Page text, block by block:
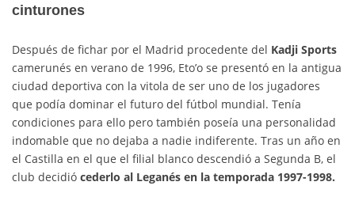
cinturones
Después de fichar por el Madrid procedente del Kadji Sports
camerunés en verano de 1996, Eto’o se presentó en la antigua
ciudad deportiva con la vitola de ser uno de los jugadores
que podía dominar el futuro del fútbol mundial. Tenía
condiciones para ello pero también poseía una personalidad
indomable que no dejaba a nadie indiferente. Tras un año en
el Castilla en el que el filial blanco descendió a Segunda B, el
club decidió cederlo al Leganés en la temporada 1997-1998.